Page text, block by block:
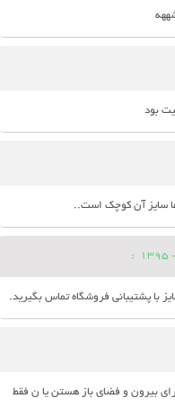
بود
سایز آن کوچک است..
:
با پشتیبانی فروشگاه تماس بگیرید.
بیرون و فضای باز هستن یا ن فقط